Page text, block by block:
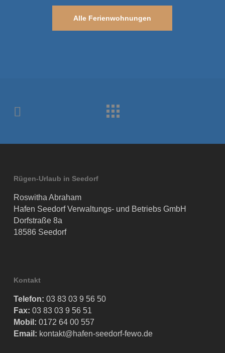
Alle Ferienwohnungen
Rügen-Urlaub in Seedorf
Roswitha Abraham
Hafen Seedorf Verwaltungs- und Betriebs GmbH
Dorfstraße 8a
18586 Seedorf
Kontakt
Telefon: 03 83 03 9 56 50
Fax: 03 83 03 9 56 51
Mobil: 0172 64 00 557
Email: kontakt@hafen-seedorf-fewo.de